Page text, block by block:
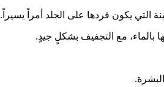
التي يكون فردها على الجلد أمراً يسيراً.
بالماء، مع التجفيف بشكلٍ جيدٍ.